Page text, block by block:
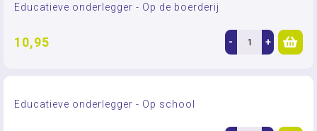
Educatieve onderlegger - Op de boerderij
10,95 - +
Educatieve onderlegger - Op school